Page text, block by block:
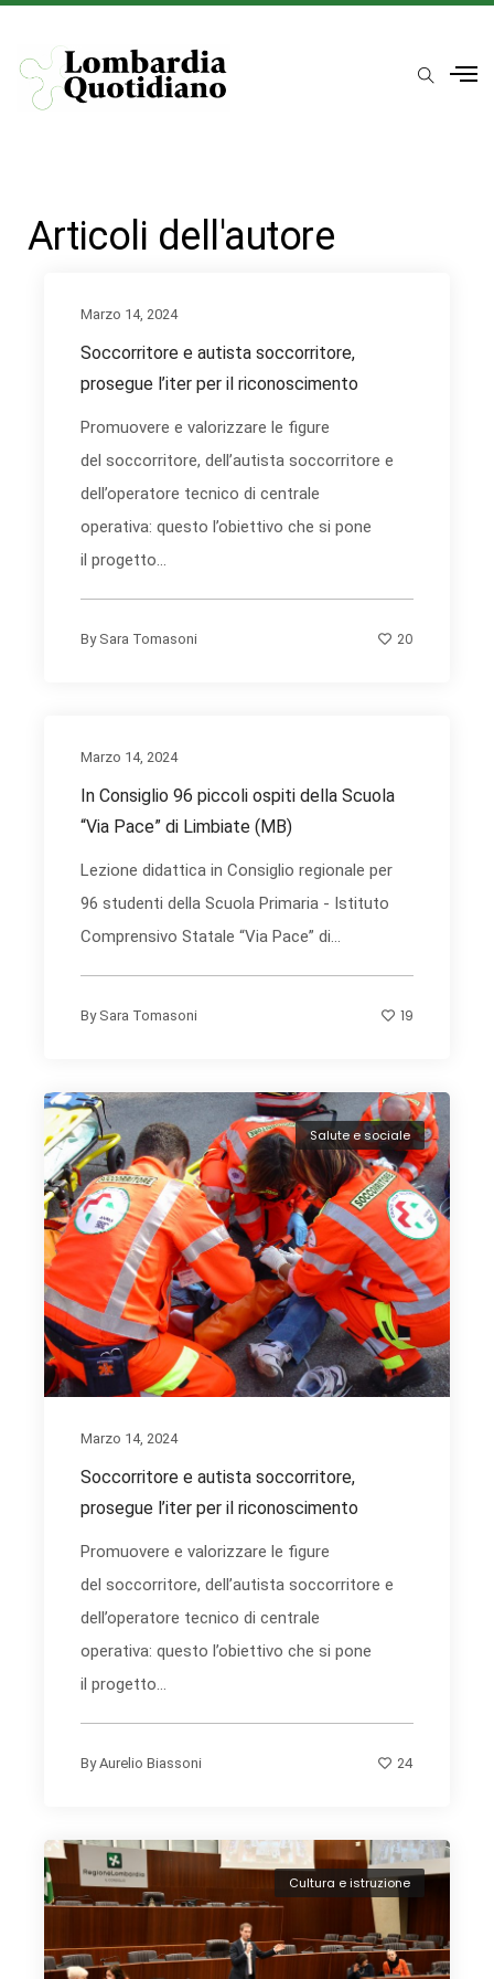
Articoli dell'autore
Marzo 14, 2024
Soccorritore e autista soccorritore,
prosegue l’iter per il riconoscimento
Promuovere e valorizzare le figure
del soccorritore, dell’autista soccorritore e
dell’operatore tecnico di centrale
operativa: questo l’obiettivo che si pone
il progetto...
By Sara Tomasoni 20
Marzo 14, 2024
In Consiglio 96 piccoli ospiti della Scuola
“Via Pace” di Limbiate (MB)
Lezione didattica in Consiglio regionale per
96 studenti della Scuola Primaria - Istituto
Comprensivo Statale “Via Pace” di...
By Sara Tomasoni 19
Salute e sociale
Marzo 14, 2024
Soccorritore e autista soccorritore,
prosegue l’iter per il riconoscimento
Promuovere e valorizzare le figure
del soccorritore, dell’autista soccorritore e
dell’operatore tecnico di centrale
operativa: questo l’obiettivo che si pone
il progetto...
ByAurelio Biassoni 24
Cultura e istruzione